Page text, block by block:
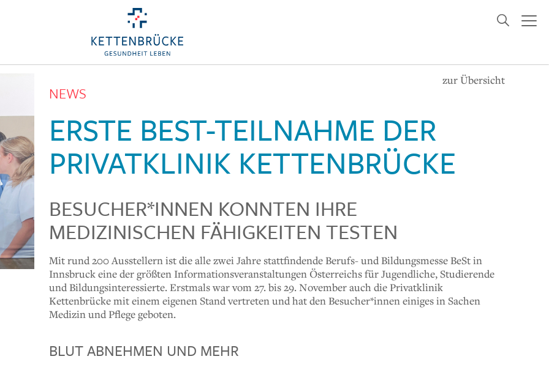
zur Übersicht
NEWS
ERSTE BEST-TEILNAHME DER
PRIVATKLINIK KETTENBRÜCKE
BESUCHER*INNEN KONNTEN IHRE
MEDIZINISCHEN FÄHIGKEITEN TESTEN
Mit rund 200 Ausstellern ist die alle zwei Jahre stattfindende Berufs- und Bildungsmesse BeSt in
Innsbruck eine der größten Informationsveranstaltungen Österreichs für Jugendliche, Studierende
und Bildungsinteressierte. Erstmals war vom 27. bis 29. November auch die Privatklinik
Kettenbrücke mit einem eigenen Stand vertreten und hat den Besucher*innen einiges in Sachen
Medizin und Pflege geboten.
BLUT ABNEHMEN UND MEHR